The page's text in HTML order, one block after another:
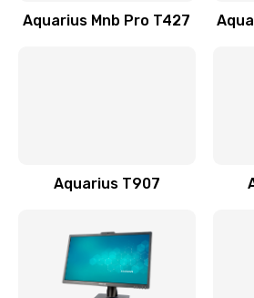
990 руб.
Aquarius Mnb Pro T427
Aquarius T907